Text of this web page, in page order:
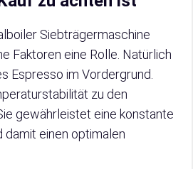
Siebträgermaschine
Faktoren eine Rolle. Natürlich
Espresso im Vordergrund.
zu den
gewährleistet eine konstante
damit einen optimalen